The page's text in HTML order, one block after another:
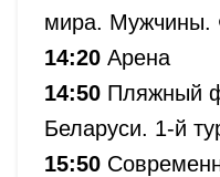
мира. Мужчины.
14:20 Арена
14:50 Пляжный
Беларуси. 1-й
15:50